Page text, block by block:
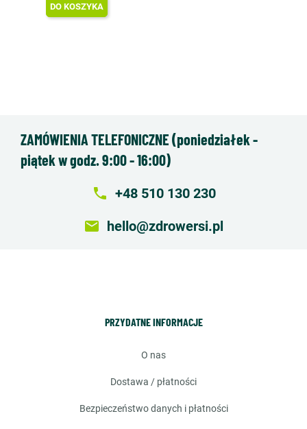
DO KOSZYKA
ZAMÓWIENIA TELEFONICZNE (poniedziałek -
piątek w godz. 9:00 - 16:00)
local_phone +48 510 130 230
email hello@zdrowersi.pl
PRZYDATNE INFORMACJE
o nas
dostawa / płatności
bezpieczeństwo danych i płatności